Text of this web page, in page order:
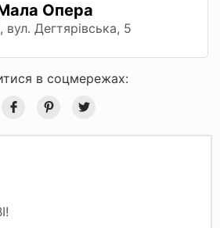
Опера
вул. Дегтярівська, 5
в соцмережах: